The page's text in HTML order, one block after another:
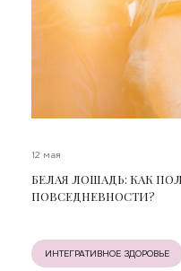
12 мая
БЕЛАЯ ЛОШАДЬ: КАК
ПОВСЕДНЕВНОСТИ?
ИНТЕГРАТИВНОЕ ЗДОРОВЬЕ